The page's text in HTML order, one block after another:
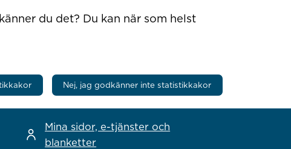
du det? Du kan när som helst
Nej, jag godkänner inte statistikkakor
Mina sidor, e-tjänster och
blanketter